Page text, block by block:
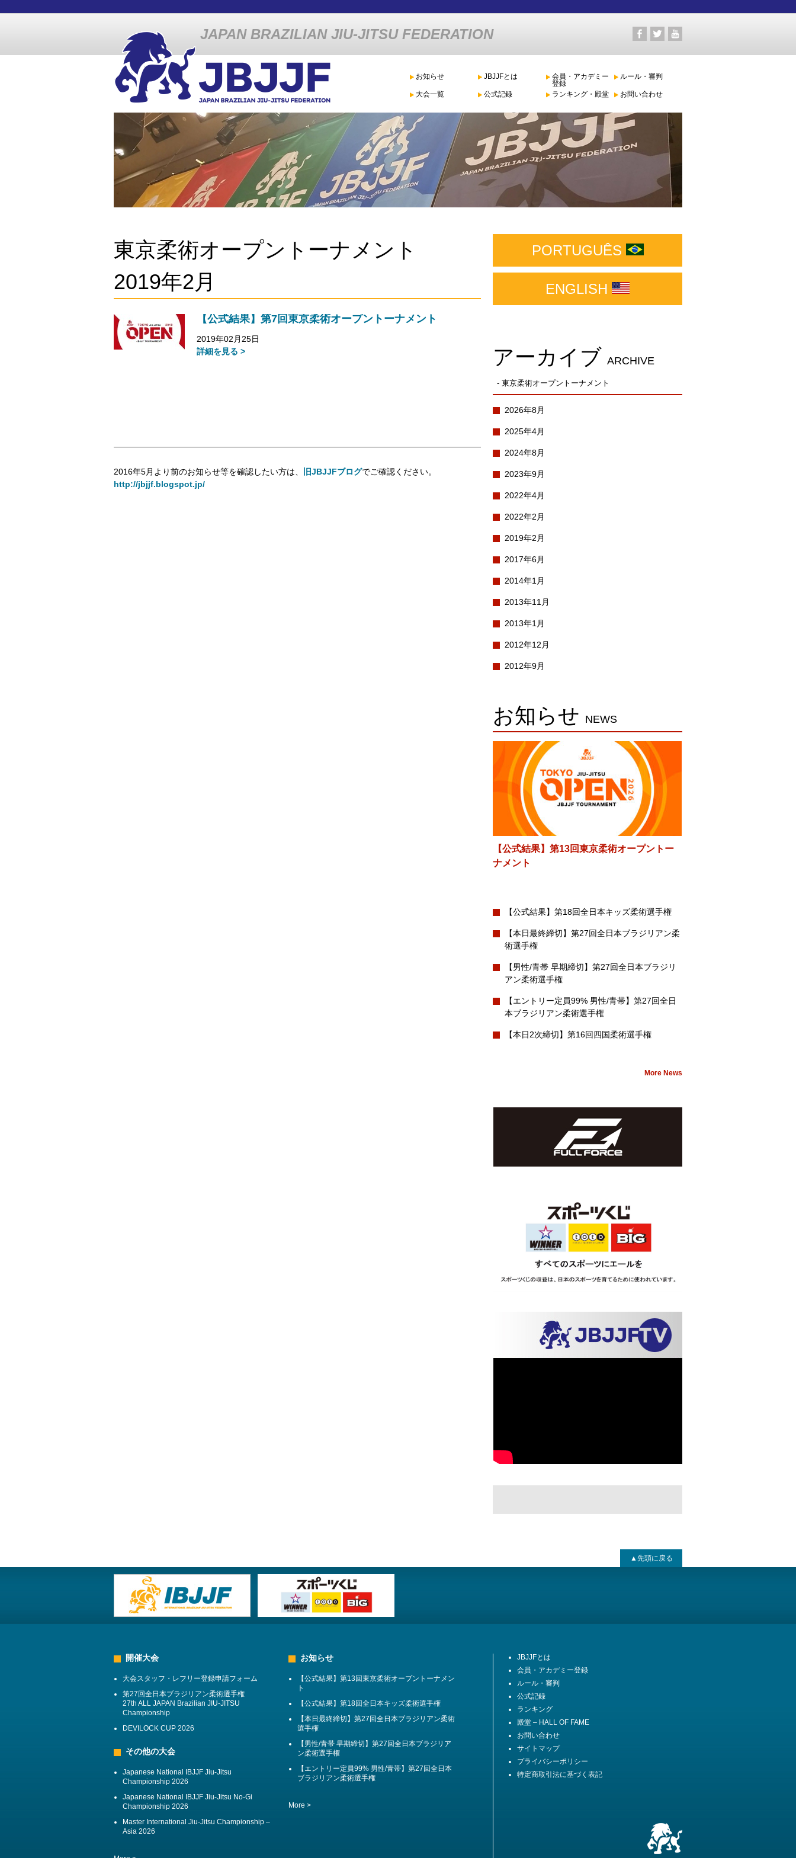
JAPAN BRAZILIAN JIU-JITSU FEDERATION
お知らせ JBJJFとは
会員・アカデミー
登録
ルール・審判
大会一覧 公式記録 ランキング・殿堂 お問い合わせ
東京柔術オープントーナメント
2019年2月
【公式結果】第7回東京柔術オープントーナメント
2019年02月25日
詳細を見る >
2016年5月より前のお知らせ等を確認したい方は、 旧JBJJFブログでご確認ください。
http://jbjjf.blogspot.jp/
PORTUGUÊS
ENGLISH
アーカイブ ARCHIVE
- 東京柔術オープントーナメント
2026年8月
2025年4月
2024年8月
2023年9月
2022年4月
2022年2月
2019年2月
2017年6月
2014年1月
2013年11月
2013年1月
2012年12月
2012年9月
お知らせ NEWS
【公式結果】第13回東京柔術オープントー
ナメント
【公式結果】第18回全日本キッズ柔術選手権
【本日最終締切】第27回全日本ブラジリアン柔
術選手権
【男性/青帯 早期締切】第27回全日本ブラジリ
アン柔術選手権
【エントリー定員99% 男性/青帯】第27回全日
本ブラジリアン柔術選手権
【本日2次締切】第16回四国柔術選手権
More News
▲先頭に戻る
開催大会
大会スタッフ・レフリー登録申請フォーム
第27回全日本ブラジリアン柔術選手権
27th ALL JAPAN Brazilian JIU-JITSU
Championship
DEVILOCK CUP 2026
その他の大会
Japanese National IBJJF Jiu-Jitsu
Championship 2026
Japanese National IBJJF Jiu-Jitsu No-Gi
Championship 2026
Master International Jiu-Jitsu Championship –
Asia 2026
お知らせ
【公式結果】第13回東京柔術オープントーナメン
ト
【公式結果】第18回全日本キッズ柔術選手権
【本日最終締切】第27回全日本ブラジリアン柔術
選手権
【男性/青帯 早期締切】第27回全日本ブラジリア
ン柔術選手権
【エントリー定員99% 男性/青帯】第27回全日本
ブラジリアン柔術選手権
More >
JBJJFとは
会員・アカデミー登録
ルール・審判
公式記録
ランキング
殿堂 – HALL OF FAME
お問い合わせ
サイトマップ
プライバシーポリシー
特定商取引法に基づく表記